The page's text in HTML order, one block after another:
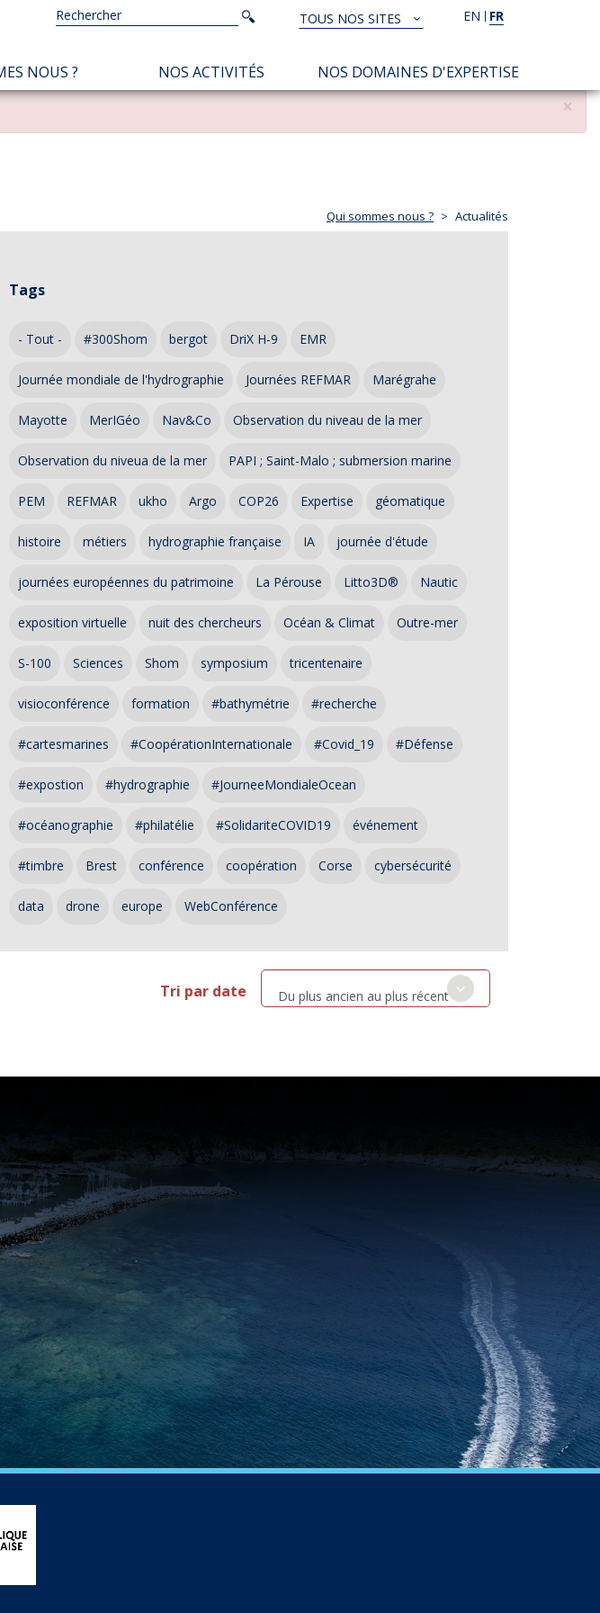
EN FR
TOUS
NOS
SITES
TOUS NOS SITES
Rechercher
Rechercher
NOUS ? NOS ACTIVITÉS NOS DOMAINES D'EXPERTISE
×
Qui sommes nous ? Actualités
Tags
- Tout - #300Shom bergot DriX H-9 EMR
Journée mondiale de l'hydrographie Journées REFMAR Marégrahe
Mayotte MerIGéo Nav&Co Observation du niveau de la mer
Observation du niveua de la mer PAPI ; Saint-Malo ; submersion marine
PEM REFMAR ukho Argo COP26 Expertise géomatique
histoire métiers hydrographie française IA journée d'étude
journées européennes du patrimoine La Pérouse Litto3D® Nautic
exposition virtuelle nuit des chercheurs Océan & Climat Outre-mer
S-100 Sciences Shom symposium tricentenaire
visioconférence formation #bathymétrie #recherche
#cartesmarines #CoopérationInternationale #Covid_19 #Défense
#expostion #hydrographie #JourneeMondialeOcean
#océanographie #philatélie #SolidariteCOVID19 événement
#timbre Brest conférence coopération Corse cybersécurité
data drone europe WebConférence
Tri par date Du plus ancien au plus récent